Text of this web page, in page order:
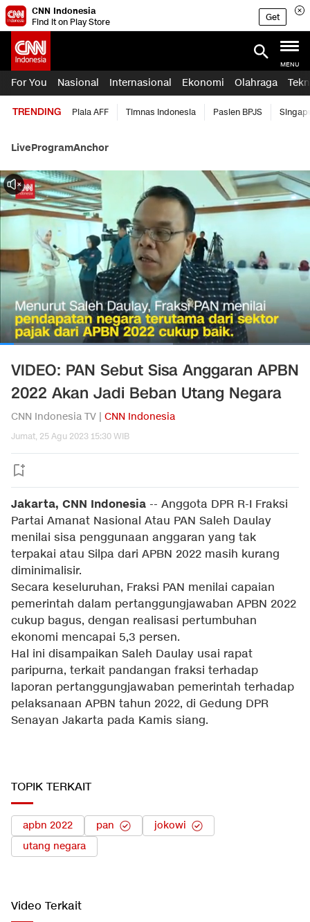
CNN Indonesia
Find it on Play Store
Get
MENU
For You Nasional Internasional Ekonomi Olahraga
TRENDING Piala AFF Timnas Indonesia Pasien BPJS
LiveProgramAnchor
VIDEO: PAN Sebut Sisa Anggaran APBN
2022 Akan Jadi Beban Utang Negara
CNN Indonesia TV | CNN Indonesia
Jumat, 25 Agu 2023 15:30 WIB
Jakarta, CNN Indonesia -- Anggota DPR R-I Fraksi
Partai Amanat Nasional Atau PAN Saleh Daulay
menilai sisa penggunaan anggaran yang tak
terpakai atau Silpa dari APBN 2022 masih kurang
diminimalisir.
Secara keseluruhan, Fraksi PAN menilai capaian
pemerintah dalam pertanggungjawaban APBN 2022
cukup bagus, dengan realisasi pertumbuhan
ekonomi mencapai 5,3 persen.
Hal ini disampaikan Saleh Daulay usai rapat
paripurna, terkait pandangan fraksi terhadap
laporan pertanggungjawaban pemerintah terhadap
pelaksanaan APBN tahun 2022, di Gedung DPR
Senayan Jakarta pada Kamis siang.
TOPIK TERKAIT
apbn 2022 pan
jokowi
utang negara
Video Terkait